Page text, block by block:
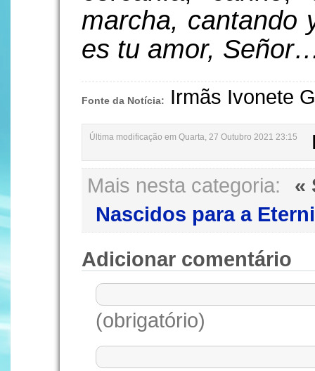
marcha, cantando
es tu amor,
Fonte da Notícia:
Irmãs Ivonete
Última modificação em Quarta, 27 Outubro 2021 23:15
Mais nesta categoria:
«
Nascidos para a
Adicionar comentário
(obrigatório)